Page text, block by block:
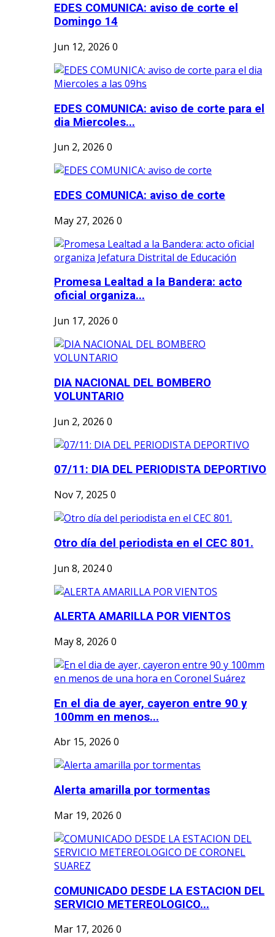
EDES COMUNICA: aviso de corte el
Domingo 14
Jun 12, 2026 0
EDES COMUNICA: aviso de corte para el
dia Miercoles...
Jun 2, 2026 0
EDES COMUNICA: aviso de corte
May 27, 2026 0
Promesa Lealtad a la Bandera: acto
oficial organiza...
Jun 17, 2026 0
DIA NACIONAL DEL BOMBERO
VOLUNTARIO
Jun 2, 2026 0
07/11: DIA DEL PERIODISTA DEPORTIVO
Nov 7, 2025 0
Otro día del periodista en el CEC 801.
Jun 8, 20240
ALERTA AMARILLA POR VIENTOS
May 8, 2026 0
En el dia de ayer, cayeron entre 90 y
100mm en menos...
Abr 15, 2026 0
Alerta amarilla por tormentas
Mar 19, 2026 0
COMUNICADO DESDE LA ESTACION DEL
SERVICIO METEREOLOGICO...
Mar 17, 2026 0